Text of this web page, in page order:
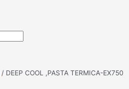
/ DEEP COOL ,PASTA TERMICA-EX750